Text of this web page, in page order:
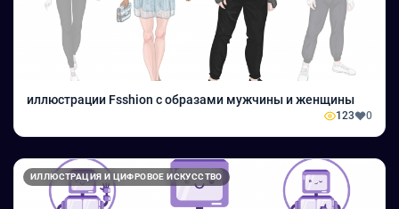
иллюстрации Fsshion с образами мужчины и женщины
123 0
ИЛЛЮСТРАЦИЯ И ЦИФРОВОЕ ИСКУССТВО